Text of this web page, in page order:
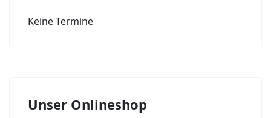
Keine Termine
Unser Onlineshop